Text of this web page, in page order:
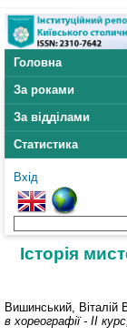
Головна
За роками
За відділами
Статистика
Вхід
Історія
Вишинський, Віталій
в хореографії - ІІ